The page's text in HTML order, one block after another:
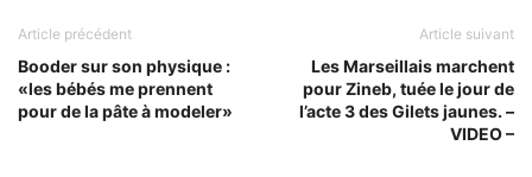
Article précédent
Booder sur son physique :
«les bébés me prennent
pour de la pâte à modeler»
Article suivant
Les Marseillais marchent
pour Zineb, tuée le jour de
l’acte 3 des Gilets jaunes. –
VIDEO –